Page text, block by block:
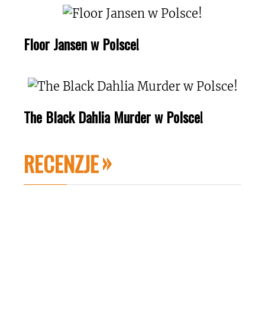
Floor Jansen w Polsce!
The Black Dahlia Murder w Polsce!
RECENZJE